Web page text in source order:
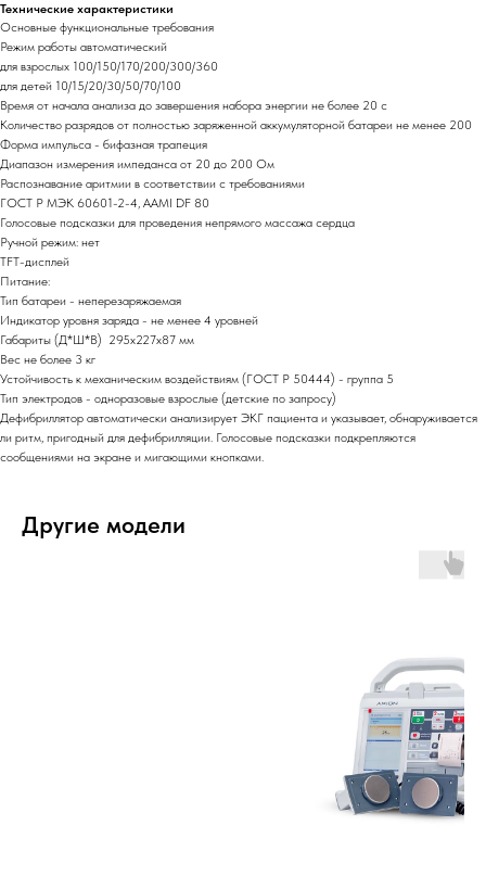
Технические характеристики
Основные функциональные требования
Режим работы автоматический
для взрослых 100/150/170/200/300/360
для детей 10/15/20/30/50/70/100
Время от начала анализа до завершения набора энергии не более 20 с
Количество разрядов от полностью заряженной аккумуляторной батареи не менее 200
Форма импульса - бифазная трапеция
Диапазон измерения импеданса от 20 до 200 Ом
Распознавание аритмии в соответствии с требованиями
ГОСТ Р МЭК 60601-2-4, ААМI DF 80
Голосовые подсказки для проведения непрямого массажа сердца
Ручной режим: нет
TFT-дисплей
Питание:
Тип батареи - неперезаряжаемая
Индикатор уровня заряда - не менее 4 уровней
Габариты (Д*Ш*В) 295х227х87 мм
Вес не более 3 кг
Устойчивость к механическим воздействиям (ГОСТ Р 50444) - группа 5
Тип электродов - одноразовые взрослые (детские по запросу)
Дефибриллятор автоматически анализирует ЭКГ пациента и указывает, обнаруживается
ли ритм, пригодный для дефибрилляции. Голосовые подсказки подкрепляются
сообщениями на экране и мигающими кнопками.
Другие модели